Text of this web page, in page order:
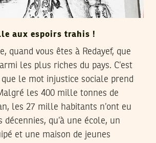
aux espoirs trahis !
quand vous êtes à Redayef, que
les plus riches du pays. C’est
que le mot injustice sociale prend
les 400 mille tonnes de
les 27 mille habitants n’ont eu
décennies, qu’à une école, un
et une maison de jeunes